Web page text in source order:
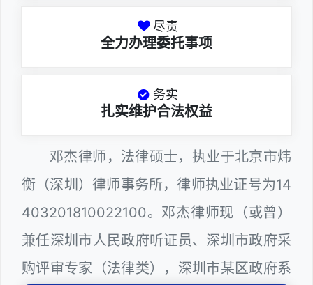
尽责
全力办理委托事项
务实
扎实维护合法权益
邓杰律师，法律硕士，执业于北京市炜
衡（深圳）律师事务所，律师执业证号为14
403201810022100。邓杰律师现（或曾）
兼任深圳市人民政府听证员、深圳市政府采
购评审专家（法律类），深圳市某区政府系